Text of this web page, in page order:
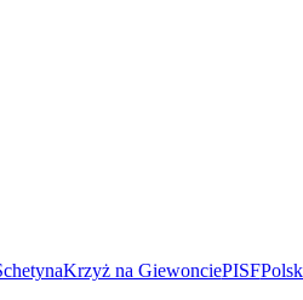
Krzyż na GiewonciePISF